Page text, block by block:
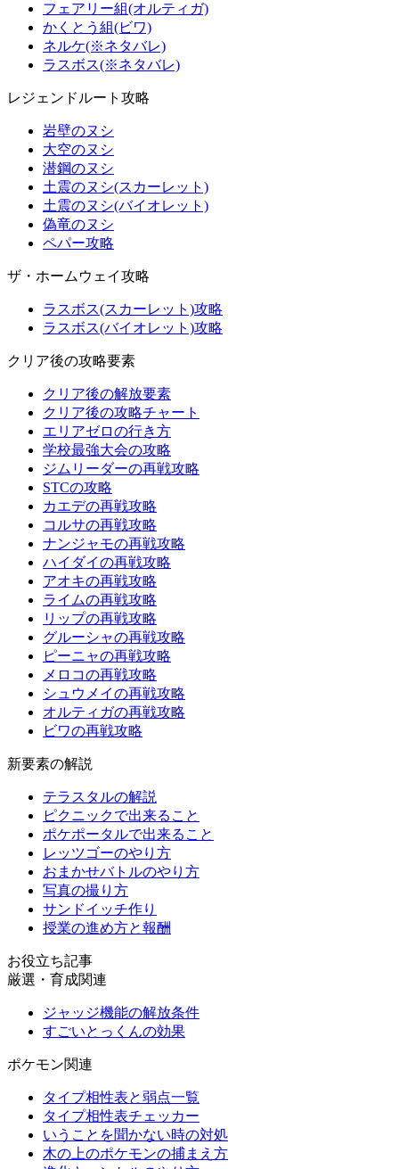
フェアリー組(オルティガ)
かくとう組(ビワ)
ネルケ(※ネタバレ)
ラスボス(※ネタバレ)
レジェンドルート攻略
岩壁のヌシ
大空のヌシ
潜鋼のヌシ
土震のヌシ(スカーレット)
土震のヌシ(バイオレット)
偽竜のヌシ
ペパー攻略
ザ・ホームウェイ攻略
ラスボス(スカーレット)攻略
ラスボス(バイオレット)攻略
クリア後の攻略要素
クリア後の解放要素
クリア後の攻略チャート
エリアゼロの行き方
学校最強大会の攻略
ジムリーダーの再戦攻略
STCの攻略
カエデの再戦攻略
コルサの再戦攻略
ナンジャモの再戦攻略
ハイダイの再戦攻略
アオキの再戦攻略
ライムの再戦攻略
リップの再戦攻略
グルーシャの再戦攻略
ピーニャの再戦攻略
メロコの再戦攻略
シュウメイの再戦攻略
オルティガの再戦攻略
ビワの再戦攻略
新要素の解説
テラスタルの解説
ピクニックで出来ること
ポケポータルで出来ること
レッツゴーのやり方
おまかせバトルのやり方
写真の撮り方
サンドイッチ作り
授業の進め方と報酬
お役立ち記事
厳選・育成関連
ジャッジ機能の解放条件
すごいとっくんの効果
ポケモン関連
タイプ相性表と弱点一覧
タイプ相性表チェッカー
いうことを聞かない時の対処
木の上のポケモンの捕まえ方